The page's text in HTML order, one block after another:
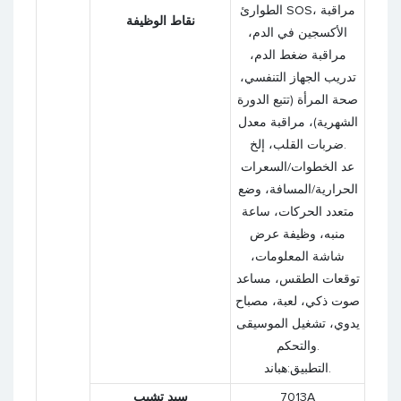
نقاط الوظيفة
الطوارئ SOS، مراقبة
الأكسجين في الدم،
مراقبة ضغط الدم،
تدريب الجهاز التنفسي،
صحة المرأة (تتبع الدورة
الشهرية)، مراقبة معدل
ضربات القلب، إلخ.
عد الخطوات/السعرات
الحرارية/المسافة، وضع
متعدد الحركات، ساعة
منبه، وظيفة عرض
شاشة المعلومات،
توقعات الطقس، مساعد
صوت ذكي، لعبة، مصباح
يدوي، تشغيل الموسيقى
والتحكم.
التطبيق:هباند.
سيد تشيب 7013A